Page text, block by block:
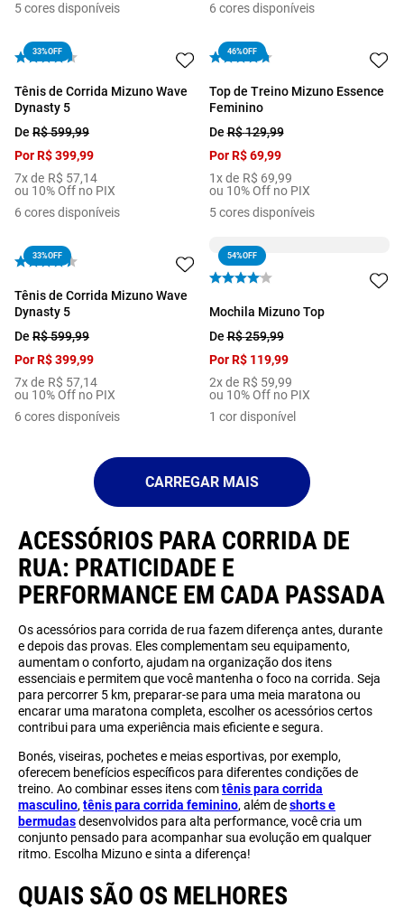
5cores disponíveis
6 cores disponíveis
33%OFF
Tênis de Corrida Mizuno Wave
Dynasty 5
De R$599,99
Por R$399,99
7x de R$ 57,14
ou 10% Off no PIX
6 cores disponíveis
46%OFF
Top de Treino Mizuno Essence
Feminino
DeR$129,99
Por R$ 69,99
1 x de R$ 69,99
ou 10% Off no PIX
5 cores disponíveis
33%OFF
Tênis de Corrida Mizuno Wave
Dynasty 5
De R$599,99
Por R$399,99
7x de R$ 57,14
ou 10% Off no PIX
6 cores disponíveis
54%OFF
Mochila Mizuno Top
DeR$259,99
Por R$ 119,99
2x de R$ 59,99
ou 10% Off no PIX
1 cor disponível
ACESSÓRIOS PARA CORRIDA DE
RUA: PRATICIDADE E
PERFORMANCE EM CADA PASSADA
Os acessórios para corrida de rua fazem diferença antes, durante
e depois das provas. Eles complementam seu equipamento,
aumentam o conforto, ajudam na organização dos itens
essenciais e permitem que você mantenha o foco na corrida. Seja
para percorrer 5 km, preparar-se para uma meia maratona ou
encarar uma maratona completa, escolher os acessórios certos
contribui para uma experiência mais eficiente e segura.
Bonés, viseiras, pochetes e meias esportivas, por exemplo,
oferecem benefícios específicos para diferentes condições de
treino. Ao combinar esses itens comtênis para corrida
masculino,tênis para corrida feminino, além deshorts e
bermudasdesenvolvidos para alta performance, você cria um
conjunto pensado para acompanhar sua evolução em qualquer
ritmo. Escolha Mizuno e sinta a diferença!
QUAIS SÃO OS MELHORES